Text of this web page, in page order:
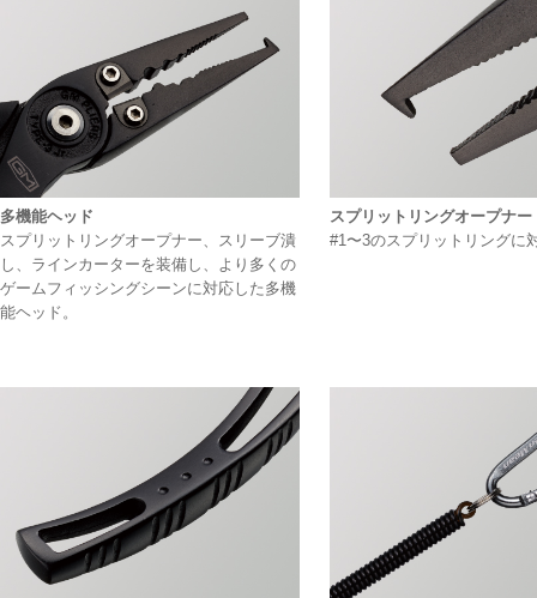
多機能ヘッド
スプリットリングオープナー、スリーブ潰
し、ラインカーターを装備し、より多くの
ゲームフィッシングシーンに対応した多機
能ヘッド。
スプリットリングオープナー
#1〜3のスプリットリングに